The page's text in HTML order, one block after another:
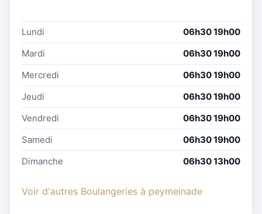
Lundi
06h30 19h00
Mardi
06h30 19h00
Mercredi
06h30 19h00
Jeudi
06h30 19h00
Vendredi
06h30 19h00
Samedi
06h30 19h00
Dimanche
06h30 13h00
Voir d'autres Boulangeries à peymeinade